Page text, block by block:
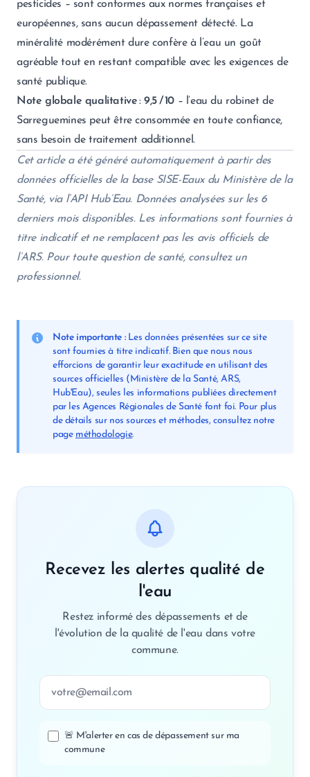
pesticides – sont conformes aux normes françaises et
européennes, sans aucun dépassement détecté. La
minéralité modérément dure confère à l’eau un goût
agréable tout en restant compatible avec les exigences de
santé publique.
Note globale qualitative:9,5 / 10 – l’eau du robinet de
Sarreguemines peut être consommée en toute confiance,
sans besoin de traitement additionnel.
Cet article a été généré automatiquement à partir des
données officielles de la base SISE-Eaux du Ministère de la
Santé, via l’API Hub’Eau. Données analysées sur les 6
derniers mois disponibles. Les informations sont fournies à
titre indicatif et ne remplacent pas les avis officiels de
l’ARS. Pour toute question de santé, consultez un
professionnel.
Note importante :Les données présentées sur ce site
sont fournies à titre indicatif. Bien que nous nous
efforcions de garantir leur exactitude en utilisant des
sources officielles (Ministère de la Santé, ARS,
Hub'Eau), seules les informations publiées directement
par les Agences Régionales de Santé font foi. Pour plus
de détails sur nos sources et méthodes, consultez notre
page méthodologie.
Recevez les alertes qualité de
l'eau
Restez informé des dépassements et de
l'évolution de la qualité de l'eau dans votre
commune.
🚨 M'alerter en cas de dépassement sur ma
commune